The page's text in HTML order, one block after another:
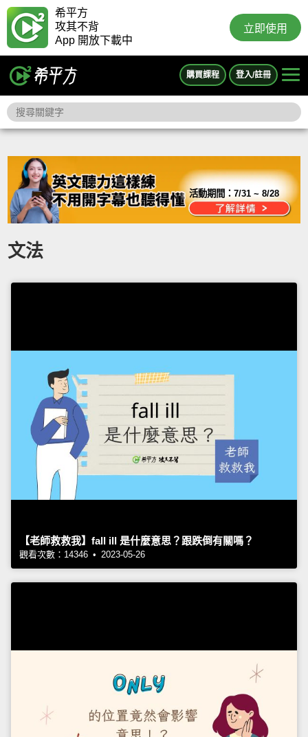
希平方
攻其不背
App 開放下載中
立即使用
購買課程 登入/註冊
活動期間：7/31 ~ 8/28
文法
【老師救救我】fall ill 是什麼意思？跟跌倒有關嗎？
觀看次數：14346 • 2023-05-26